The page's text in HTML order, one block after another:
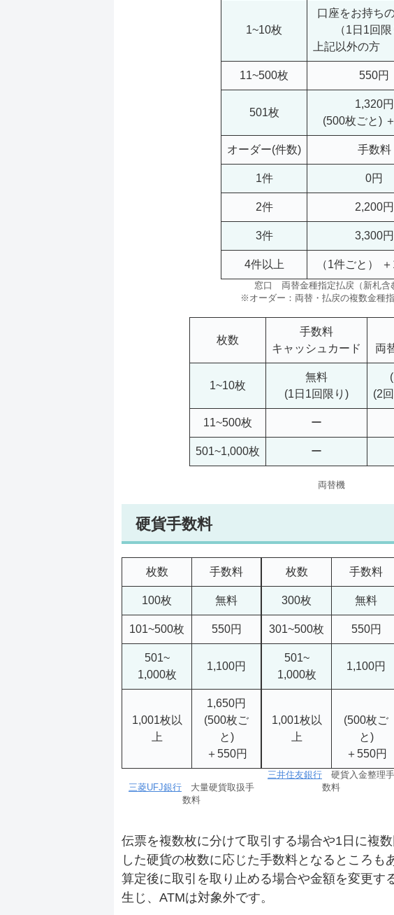
1~10枚
口座をお持ち
（1日1回限
上記以外の
11~500枚 550円
501枚
1,320円
(500枚ごと)
オーダー(件数) 手数料
1件 0円
2件 2,200円
3件 3,300円
4件以上 （1件ごと）
窓口 両替金種指定払戻（新札含
※オーダー：両替・払戻の複数金種
枚数
手数料
キャッシュカード
両
1~10枚
無料
(1日1回限り)
(2
11~500枚 ー
501~1,000枚 ー
両替機
硬貨手数料
枚数 手数料
100枚 無料
101~500枚 550円
501~
1,000枚
1,100円
1,001枚以
上
1,650円
(500枚ご
と)
＋550円
三菱UFJ銀行 大量硬貨取扱手
数料
枚数 手数料
300枚 無料
301~500枚 550円
501~
1,000枚
1,100円
1,001枚以
上
(500枚ご
と)
＋550円
三井住友銀行 硬貨入金整理手
数料
伝票を複数枚に分けて取引する場合や1日に複
した硬貨の枚数に応じた手数料となるところも
算定後に取引を取り止める場合や金額を変更す
生じ、ATMは対象外です。